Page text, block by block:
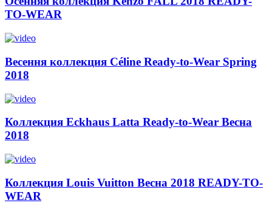
TO-WEAR
Весення коллекция Céline Ready-to-Wear Spring
2018
Коллекция Eckhaus Latta Ready-to-Wear Весна
2018
Коллекция Louis Vuitton Весна 2018 READY-TO-
WEAR